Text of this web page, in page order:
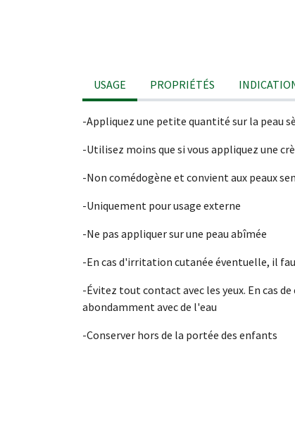
USAGE PROPRIÉTÉS
-Appliquez une petite quantité sur la peau
-Utilisez moins que si vous appliquez une
-Non comédogène et convient aux peaux
-Uniquement pour usage externe
-Ne pas appliquer sur une peau abîmée
-En cas d'irritation cutanée éventuelle, il
-Évitez tout contact avec les yeux. En cas
abondamment avec de l'eau
-Conserver hors de la portée des enfants